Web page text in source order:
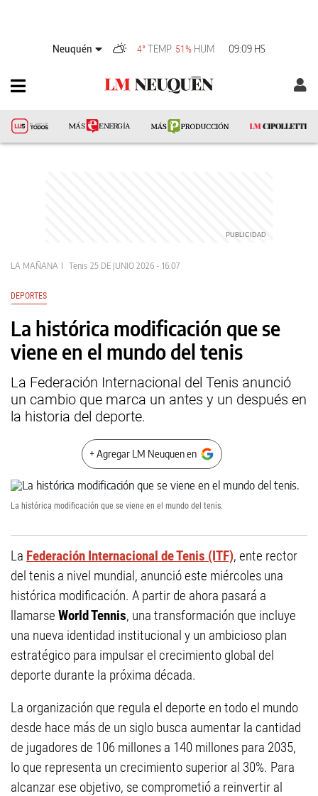
Neuquén 4° TEMP 51% HUM 09:09 HS
LA MAÑANA Tenis 25 DE JUNIO 2026 - 16:07
DEPORTES
La histórica modificación que se
viene en el mundo del tenis
La Federación Internacional del Tenis anunció
un cambio que marca un antes y un después en
la historia del deporte.
+ Agregar LM Neuquen en
La histórica modificación que se viene en el mundo del tenis.
La Federación Internacional de Tenis (ITF), ente rector
del tenis a nivel mundial, anunció este miércoles una
histórica modificación. A partir de ahora pasará a
llamarse World Tennis, una transformación que incluye
una nueva identidad institucional y un ambicioso plan
estratégico para impulsar el crecimiento global del
deporte durante la próxima década.
La organización que regula el deporte en todo el mundo
desde hace más de un siglo busca aumentar la cantidad
de jugadores de 106 millones a 140 millones para 2035,
lo que representa un crecimiento superior al 30%. Para
alcanzar ese objetivo, se comprometió a reinvertir al